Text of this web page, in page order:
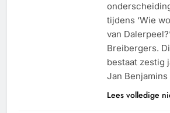
tijdens ‘Wie
van
Breibergers.
bestaat zestig
Jan
Lees volledige